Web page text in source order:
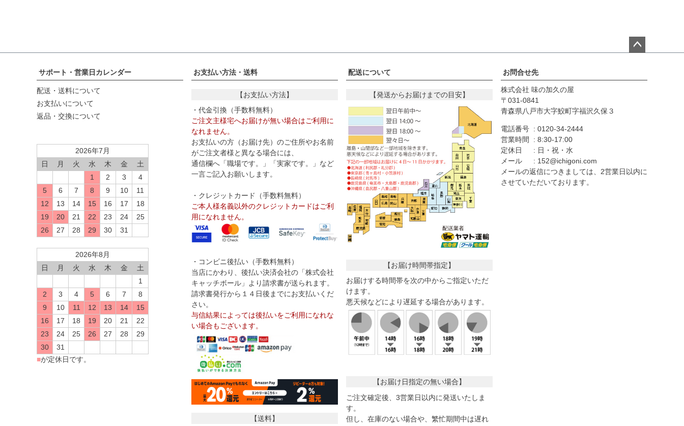
ップ
サポート・営業日カレンダー
配送・送料について
お支払いについて
返品・交換について
2026年7月
日
月 火 水 木 金
土
1
2 3
4
5
6 7 8 9 10
11
12
13 14 15 16 17
18
19
20 21 22 23 24
25
26
27 28 29 30 31
2026年8月
日
月 火 水 木 金
土
1
2
3 4 5 6 7
8
9
10 11 12 13 14
15
16
17 18 19 20 21
22
23
24 25 26 27 28
29
30
31
■が定休日です。
お支払い方法・送料
【お支払い方法】
・代金引換（手数料無料）
ご注文主様宅へお届けが無い場合はご利用に
なれません。
お支払いの方（お届け先）のご住所やお名前
がご注文者様と異なる場合には、
通信欄へ「職場です。」「実家です。」など
一言ご記入お願いします。
・クレジットカード（手数料無料）
ご本人様名義以外のクレジットカードはご利
用になれません。
・コンビニ後払い（手数料無料）
当店にかわり、後払い決済会社の「株式会社
キャッチボール」より請求書が送られます。
請求書発行から１４日後までにお支払いくだ
さい。
与信結果によっては後払いをご利用になれな
い場合もございます。
【送料】
配送について
【発送からお届けまでの目安】
【お届け時間帯指定】
お届けする時間帯を次の中からご指定いただ
けます。
悪天候などにより遅延する場合があります。
【お届け日指定の無い場合】
ご注文確定後、3営業日以内に発送いたしま
す。
但し、在庫のない場合や、繁忙期間中は遅れ
お問合せ先
株式会社 味の加久の屋
031-0841
青森県八戸市大字鮫町字福沢久保３
電話番号
0120-34-2444
営業時間
8:30-17:00
定休日
日・祝・水
メール
152@ichigoni.com
メールの返信につきましては、2営業日以内に
させていただいております。